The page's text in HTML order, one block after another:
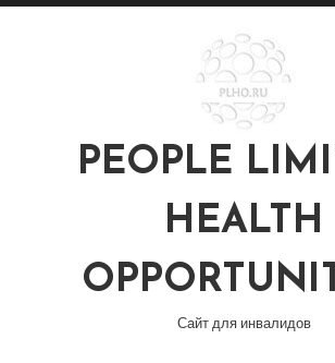
Перейти
PEOPLE
HEALTH
Сайт для инвалидов